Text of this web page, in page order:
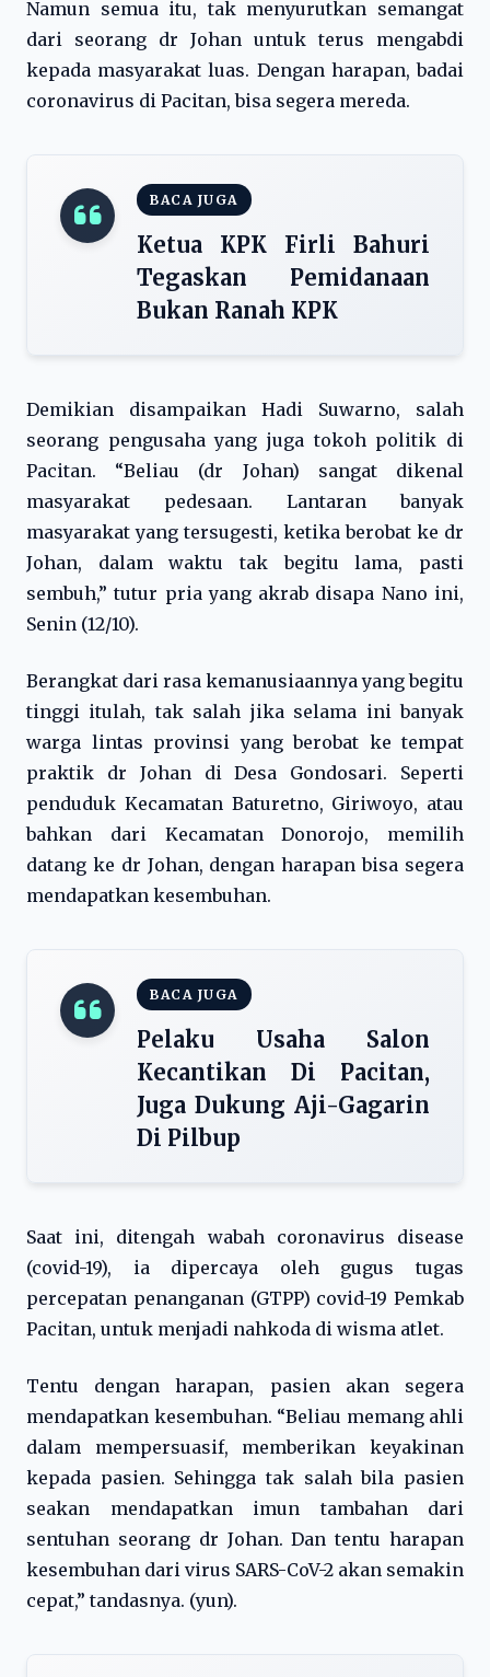
Namun semua itu, tak menyurutkan semangat
dari seorang dr Johan untuk terus mengabdi
kepada masyarakat luas. Dengan harapan, badai
coronavirus di Pacitan, bisa segera mereda.
BACA JUGA
Ketua KPK Firli Bahuri
Tegaskan Pemidanaan
Bukan Ranah KPK
Demikian disampaikan Hadi Suwarno, salah
seorang pengusaha yang juga tokoh politik di
Pacitan. “Beliau (dr Johan) sangat dikenal
masyarakat pedesaan. Lantaran banyak
masyarakat yang tersugesti, ketika berobat ke dr
Johan, dalam waktu tak begitu lama, pasti
sembuh,” tutur pria yang akrab disapa Nano ini,
Senin (12/10).
Berangkat dari rasa kemanusiaannya yang begitu
tinggi itulah, tak salah jika selama ini banyak
warga lintas provinsi yang berobat ke tempat
praktik dr Johan di Desa Gondosari. Seperti
penduduk Kecamatan Baturetno, Giriwoyo, atau
bahkan dari Kecamatan Donorojo, memilih
datang ke dr Johan, dengan harapan bisa segera
mendapatkan kesembuhan.
BACA JUGA
Pelaku Usaha Salon
Kecantikan Di Pacitan,
Juga Dukung Aji-Gagarin
Di Pilbup
Saat ini, ditengah wabah coronavirus disease
(covid-19), ia dipercaya oleh gugus tugas
percepatan penanganan (GTPP) covid-19 Pemkab
Pacitan, untuk menjadi nahkoda di wisma atlet.
Tentu dengan harapan, pasien akan segera
mendapatkan kesembuhan. “Beliau memang ahli
dalam mempersuasif, memberikan keyakinan
kepada pasien. Sehingga tak salah bila pasien
seakan mendapatkan imun tambahan dari
sentuhan seorang dr Johan. Dan tentu harapan
kesembuhan dari virus SARS-CoV-2 akan semakin
cepat,” tandasnya. (yun).